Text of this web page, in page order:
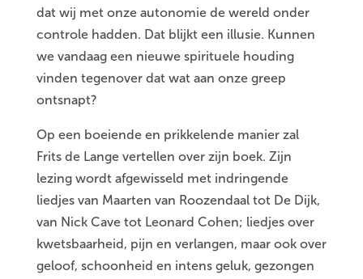
dat wij met onze autonomie de wereld onder
controle hadden. Dat blijkt een illusie. Kunnen
we vandaag een nieuwe spirituele houding
vinden tegenover dat wat aan onze greep
ontsnapt?
Op een boeiende en prikkelende manier zal
Frits de Lange vertellen over zijn boek. Zijn
lezing wordt afgewisseld met indringende
liedjes van Maarten van Roozendaal tot De Dijk,
van Nick Cave tot Leonard Cohen; liedjes over
kwetsbaarheid, pijn en verlangen, maar ook over
geloof, schoonheid en intens geluk, gezongen